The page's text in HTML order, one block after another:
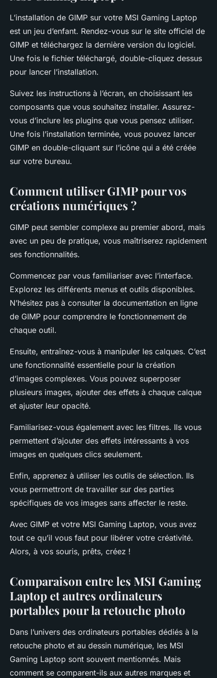
L’installation de GIMP sur votre MSI Gaming Laptop
est un jeu d’enfant. Rendez-vous sur le site officiel de
GIMP et téléchargez la dernière version du logiciel.
Une fois le fichier téléchargé, double-cliquez dessus
pour lancer l’installation.
Suivez les instructions à l’écran, en choisissant les
composants que vous souhaitez installer. Assurez-
vous d’inclure les plugins que vous pensez utiliser.
Une fois l’installation terminée, vous pouvez lancer
GIMP en double-cliquant sur l’icône qui a été créée
sur votre bureau.
Comment utiliser GIMP pour vos
créations numériques ?
GIMP peut sembler complexe au premier abord, mais
avec un peu de pratique, vous maîtriserez rapidement
ses fonctionnalités.
Commencez par vous familiariser avec l’interface.
Explorez les différents menus et outils disponibles.
N’hésitez pas à consulter la documentation en ligne
de GIMP pour comprendre le fonctionnement de
chaque outil.
Ensuite, entraînez-vous à manipuler les calques. C’est
une fonctionnalité essentielle pour la création
d’images complexes. Vous pouvez superposer
plusieurs images, ajouter des effets à chaque calque
et ajuster leur opacité.
Familiarisez-vous également avec les filtres. Ils vous
permettent d’ajouter des effets intéressants à vos
images en quelques clics seulement.
Enfin, apprenez à utiliser les outils de sélection. Ils
vous permettront de travailler sur des parties
spécifiques de vos images sans affecter le reste.
Avec GIMP et votre MSI Gaming Laptop, vous avez
tout ce qu’il vous faut pour libérer votre créativité.
Alors, à vos souris, prêts, créez !
Comparaison entre les MSI Gaming
Laptop et autres ordinateurs
portables pour la retouche photo
Dans l’univers des ordinateurs portables dédiés à la
retouche photo et au dessin numérique, les MSI
Gaming Laptop sont souvent mentionnés. Mais
comment se comparent-ils aux autres marques et